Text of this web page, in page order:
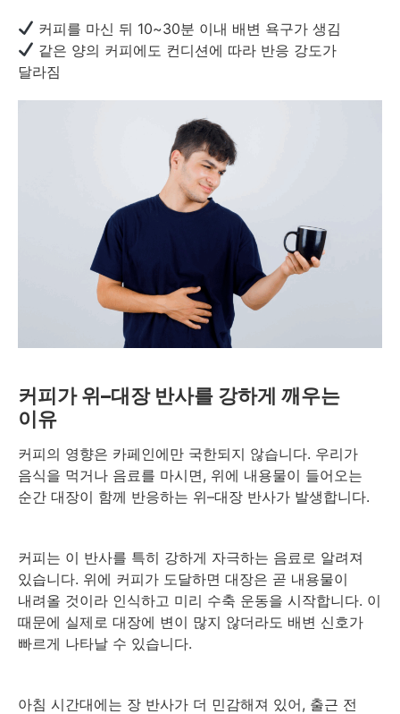
커피를 마신 뒤 10~30분 이내 배변 욕구가 생김
같은 양의 커피에도 컨디션에 따라 반응 강도가
달라짐
커피가 위–대장 반사를 강하게 깨우는
이유
커피의 영향은 카페인에만 국한되지 않습니다. 우리가
음식을 먹거나 음료를 마시면, 위에 내용물이 들어오는
순간 대장이 함께 반응하는 위–대장 반사가 발생합니다.
커피는 이 반사를 특히 강하게 자극하는 음료로 알려져
있습니다. 위에 커피가 도달하면 대장은 곧 내용물이
내려올 것이라 인식하고 미리 수축 운동을 시작합니다. 이
때문에 실제로 대장에 변이 많지 않더라도 배변 신호가
빠르게 나타날 수 있습니다.
아침 시간대에는 장 반사가 더 민감해져 있어, 출근 전